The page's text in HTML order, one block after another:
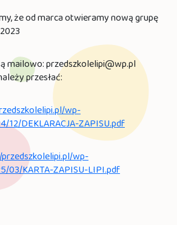
że od marca otwieramy nową grupę
mailowo: przedszkolelipi@wp.pl
przesłać:
wp-
DEKLARACJA-ZAPISU.pdf
wp-
03/KARTA-ZAPISU-LIPI.pdf